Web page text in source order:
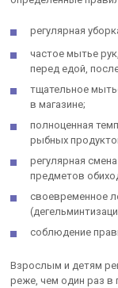
регулярная
частое мытье
перед едой,
тщательное
в магазине;
полноценная
рыбных
регулярная
предметов
своевременное
соблюдение
Взрослым и детям
реже, чем один раз в